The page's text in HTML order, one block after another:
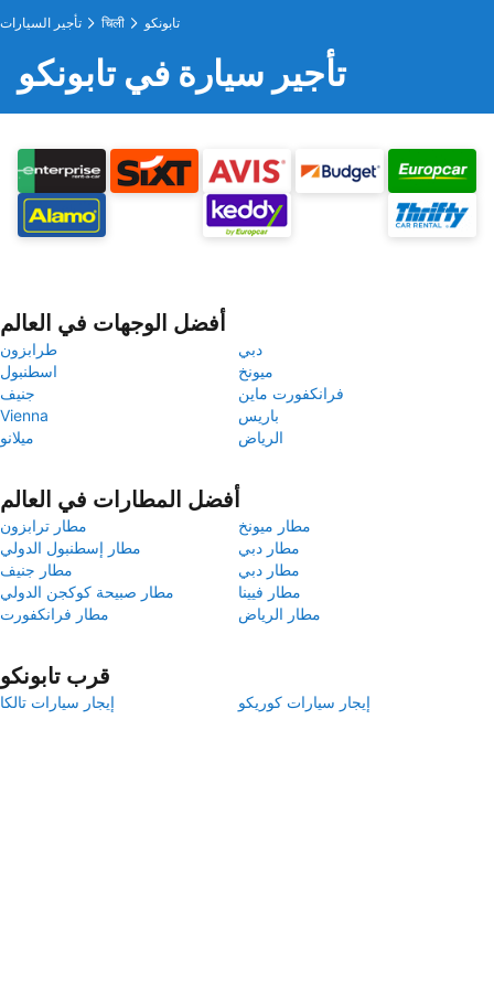
تأجير السيارات चिली تابونكو
تأجير سيارة في تابونكو
أفضل الوجهات في العالم
طرابزون
دبي
اسطنبول
ميونخ
جنيف
فرانكفورت ماين
Vienna
باريس
ميلانو
الرياض
أفضل المطارات في العالم
مطار ترابزون
مطار ميونخ
مطار إسطنبول الدولي
مطار دبي
مطار جنيف
مطار دبي
مطار صبيحة كوكجن الدولي
مطار فيينا
مطار فرانكفورت
مطار الرياض
قرب تابونكو
إيجار سيارات تالكا إيجار سيارات كوريكو